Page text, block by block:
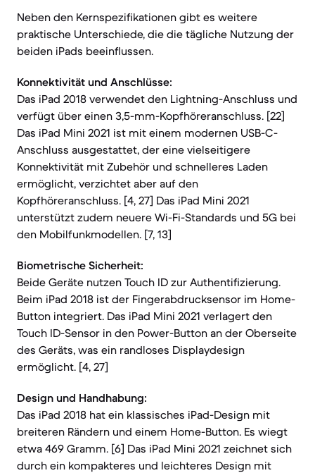
Neben den Kernspezifikationen gibt es weitere
praktische Unterschiede, die die tägliche Nutzung der
beiden iPads beeinflussen.
Konnektivität und Anschlüsse:
Das iPad 2018 verwendet den Lightning-Anschluss und
verfügt über einen 3,5-mm-Kopfhöreranschluss. [22]
Das iPad Mini 2021 ist mit einem modernen USB-C-
Anschluss ausgestattet, der eine vielseitigere
Konnektivität mit Zubehör und schnelleres Laden
ermöglicht, verzichtet aber auf den
Kopfhöreranschluss. [4, 27] Das iPad Mini 2021
unterstützt zudem neuere Wi-Fi-Standards und 5G bei
den Mobilfunkmodellen. [7, 13]
Biometrische Sicherheit:
Beide Geräte nutzen Touch ID zur Authentifizierung.
Beim iPad 2018 ist der Fingerabdrucksensor im Home-
Button integriert. Das iPad Mini 2021 verlagert den
Touch ID-Sensor in den Power-Button an der Oberseite
des Geräts, was ein randloses Displaydesign
ermöglicht. [4, 27]
Design und Handhabung:
Das iPad 2018 hat ein klassisches iPad-Design mit
breiteren Rändern und einem Home-Button. Es wiegt
etwa 469 Gramm. [6] Das iPad Mini 2021 zeichnet sich
durch ein kompakteres und leichteres Design mit